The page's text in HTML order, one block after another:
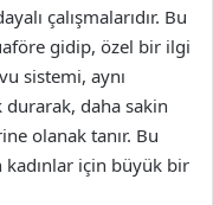
çalışmalarıdır. Bu
gidip, özel bir ilgi
sistemi, aynı
durarak, daha sakin
olanak tanır. Bu
için büyük bir